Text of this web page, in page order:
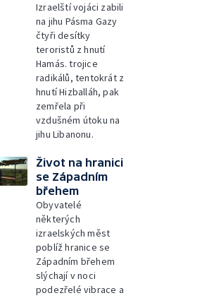
Izraelští vojáci zabili
na jihu Pásma Gazy
čtyři desítky
teroristů z hnutí
Hamás. trojice
radikálů, tentokrát z
hnutí Hizballáh, pak
zemřela při
vzdušném útoku na
jihu Libanonu.
Život na hranici
se Západním
břehem
Obyvatelé
některých
izraelských měst
poblíž hranice se
Západním břehem
slýchají v noci
podezřelé vibrace a